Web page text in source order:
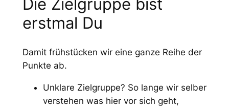
Die Zielgruppe bist
erstmal Du
Damit frühstücken wir eine ganze Reihe der
Punkte ab.
Unklare Zielgruppe? So lange wir selber
verstehen was hier vor sich geht,